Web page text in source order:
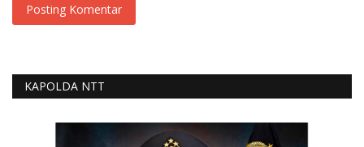
Posting Komentar
KAPOLDA NTT